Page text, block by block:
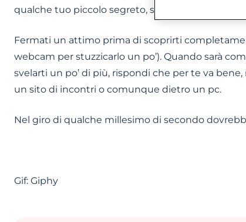
qualche tuo piccolo segreto, senza però arrivare
Fermati un attimo prima di scoprirti
webcam per stuzzicarlo un po’). Quando sarà
svelarti un po’ di più, rispondi che per te va
un sito di incontri o comunque dietro un pc.
Nel giro di qualche millesimo di secondo
Gif: Giphy